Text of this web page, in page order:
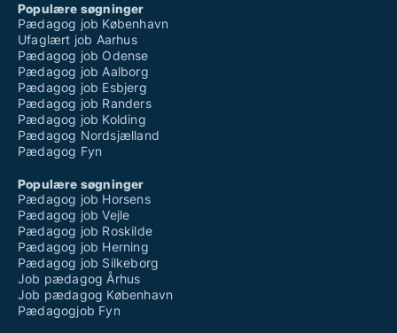
Populære søgninger
Pædagog job København
Ufaglært job Aarhus
Pædagog job Odense
Pædagog job Aalborg
Pædagog job Esbjerg
Pædagog job Randers
Pædagog job Kolding
Pædagog Nordsjælland
Pædagog Fyn
Populære søgninger
Pædagog job Horsens
Pædagog job Vejle
Pædagog job Roskilde
Pædagog job Herning
Pædagog job Silkeborg
Job pædagog Århus
Job pædagog København
Pædagogjob Fyn